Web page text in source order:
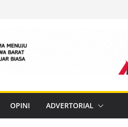
OPINI ADVERTORIAL